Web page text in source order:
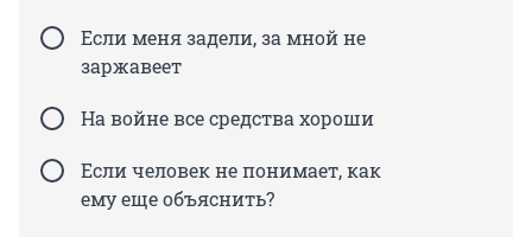
Если меня задели, за мной не
заржавеет
На войне все средства хороши
Если человек не понимает, как
ему еще объяснить?